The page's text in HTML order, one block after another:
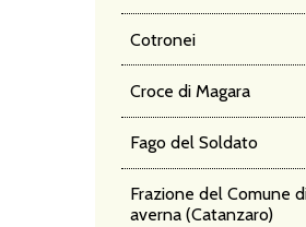
Cotronei
Croce di Magara
Fago del Soldato
Frazione del Comune
averna (Catanzaro)